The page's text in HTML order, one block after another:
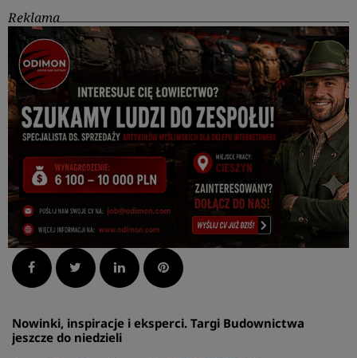
Reklama
Facebook Twitter LinkedInPinterest
Nowinki, inspiracje i eksperci. Targi Budownictwa
jeszcze do niedzieli